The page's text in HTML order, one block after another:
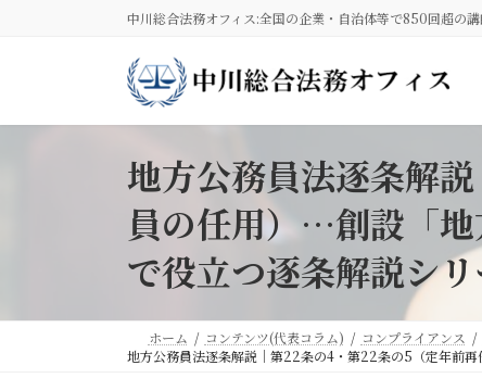
中川総合法務オフィス:全国の企業・自治体等で850回超の
地方公務員法逐条解
員の任用）…創設「
で役立つ逐条解説シ
ホーム コンテンツ(代表コラム) コンプライアンス
地方公務員法逐条解説｜第22条の4・第22条の5（定年前